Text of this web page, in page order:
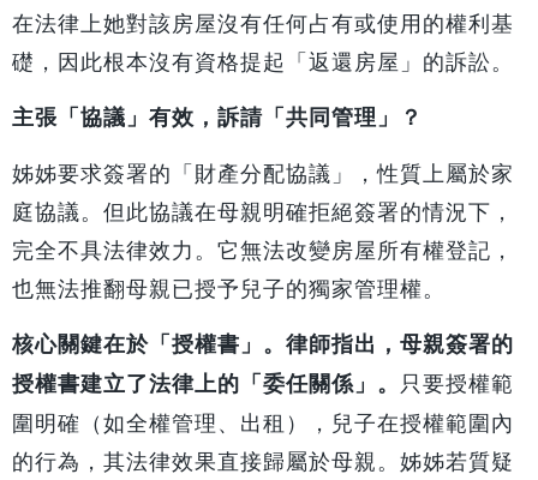
在法律上她對該房屋沒有任何占有或使用的權利基
礎，因此根本沒有資格提起「返還房屋」的訴訟。
主張「協議」有效，訴請「共同管理」？
姊姊要求簽署的「財產分配協議」，性質上屬於家
庭協議。但此協議在母親明確拒絕簽署的情況下，
完全不具法律效力。它無法改變房屋所有權登記，
也無法推翻母親已授予兒子的獨家管理權。
核心關鍵在於「授權書」。律師指出，母親簽署的
授權書建立了法律上的「委任關係」。 只要授權範
圍明確（如全權管理、出租），兒子在授權範圍內
的行為，其法律效果直接歸屬於母親。姊姊若質疑